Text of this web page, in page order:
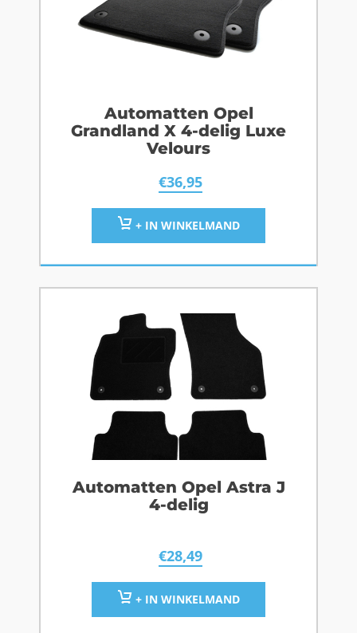
Automatten Opel
Grandland X 4-delig Luxe
Velours
€36,95
+ IN WINKELMAND
Automatten Opel Astra J
4-delig
€28,49
+ IN WINKELMAND